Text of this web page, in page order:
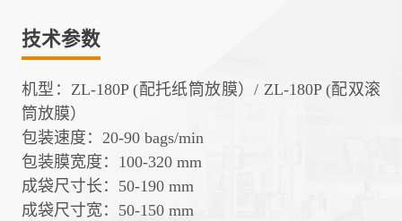
技术参数
机型 ： ZL-180P (配托纸筒放膜）/ ZL-180P (配双滚
筒放膜）
包装速度 ： 20-90 bags/min
包装膜宽度 ： 100-320 mm
成袋尺寸长 ： 50-190 mm
成袋尺寸宽： 50-150 mm